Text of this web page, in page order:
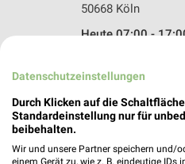
50668 Köln
Heute 07:00 -
BAUHAUS Köln-
Theodor-Heuss-Str
51149 Köln-Porz
Datenschutzeinstellungen
Durch Klicken auf die
Standardeinstellung nur für
beibehalten.
Wir und unsere Partner speichern und/
einem Gerät zu, wie z. B. eindeutige IDs